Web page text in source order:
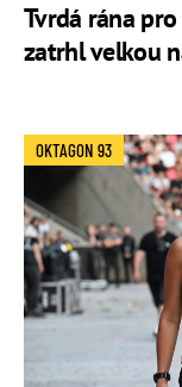
Tvrdá rána
zatrhl velkou
OKTAGON 93